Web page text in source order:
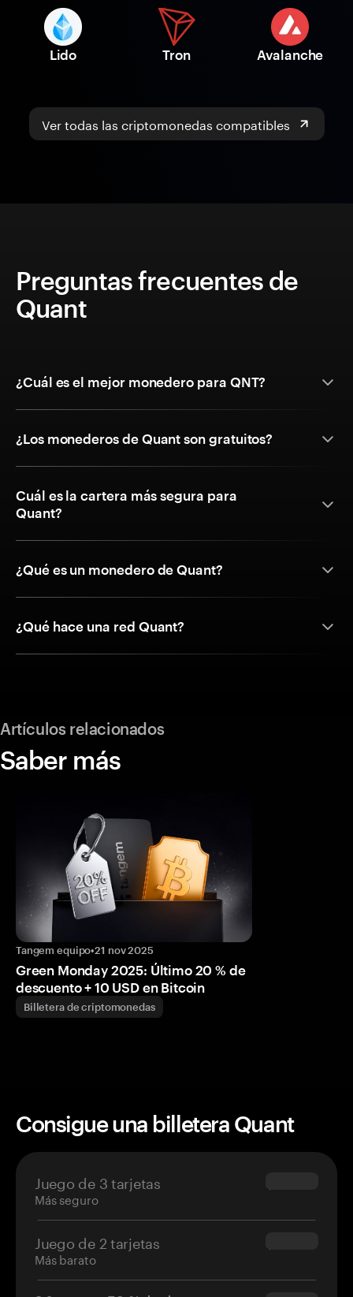
Lido Tron Avalanche
Ver todas las criptomonedas compatibles
Preguntas frecuentes de
Quant
¿Cuál es el mejor monedero para QNT?
¿Los monederos de Quant son gratuitos?
Cuál es la cartera más segura para
Quant?
¿Qué es un monedero de Quant?
¿Qué hace una red Quant?
Artículos relacionados
Saber más
Tangem equipo•21 nov 2025
Green Monday 2025: Último 20 % de
descuento + 10 USD en Bitcoin
Billetera de criptomonedas
Consigue una billetera Quant
Juego de 3 tarjetas
Más seguro
$69.90
Juego de 2 tarjetas
Más barato
$54.90